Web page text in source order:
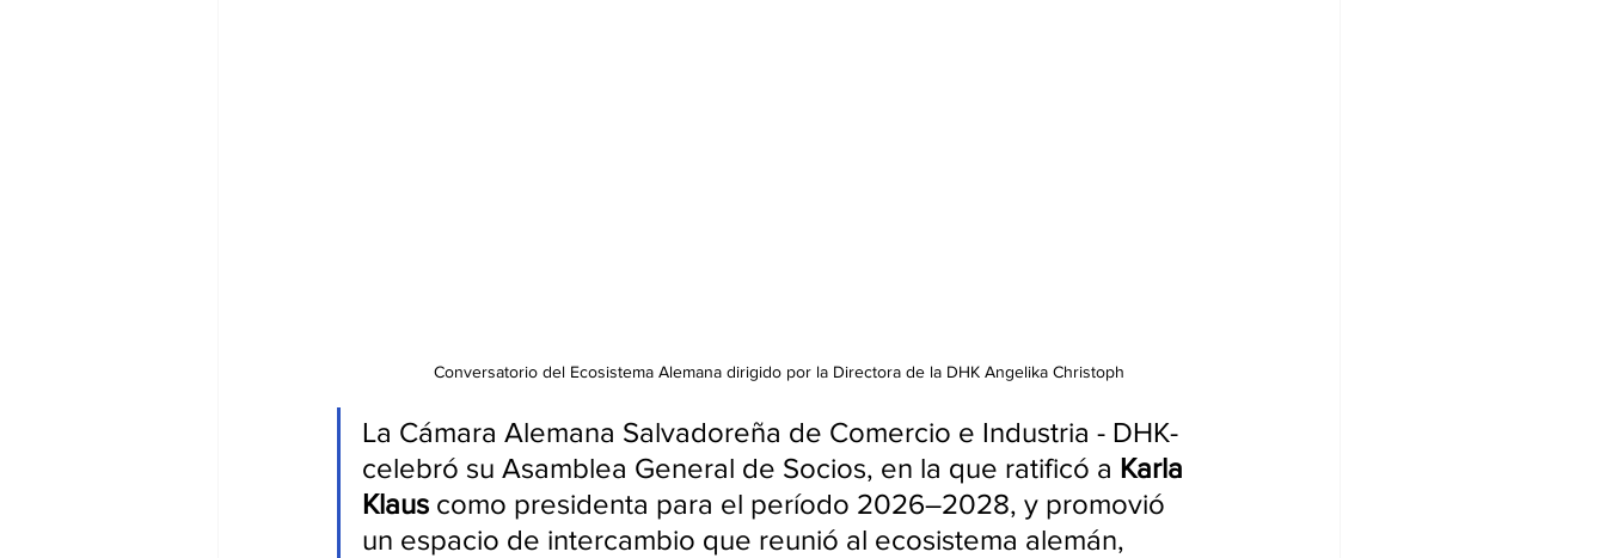
Conversatorio del Ecosistema Alemana dirigido por la Directora de la DHK Angelika Christoph
La Cámara Alemana Salvadoreña de Comercio e Industria - DHK-
celebró su Asamblea General de Socios, en la que ratificó a Karla
Klaus como presidenta para el período 2026–2028, y promovió
un espacio de intercambio que reunió al ecosistema alemán,